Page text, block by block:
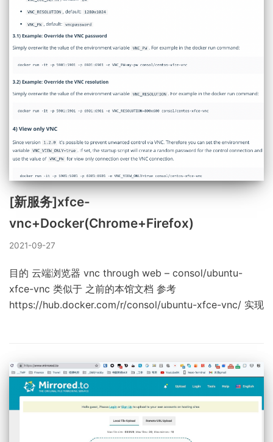
[新服务]xfce-
vnc+Docker(Chrome+Firefox)
2021-09-27
目的 云端浏览器 vnc through web – consol/ubuntu-
xfce-vnc 类似于 之前的本馆文档 参考
https://hub.docker.com/r/consol/ubuntu-xfce-vnc/ 实现